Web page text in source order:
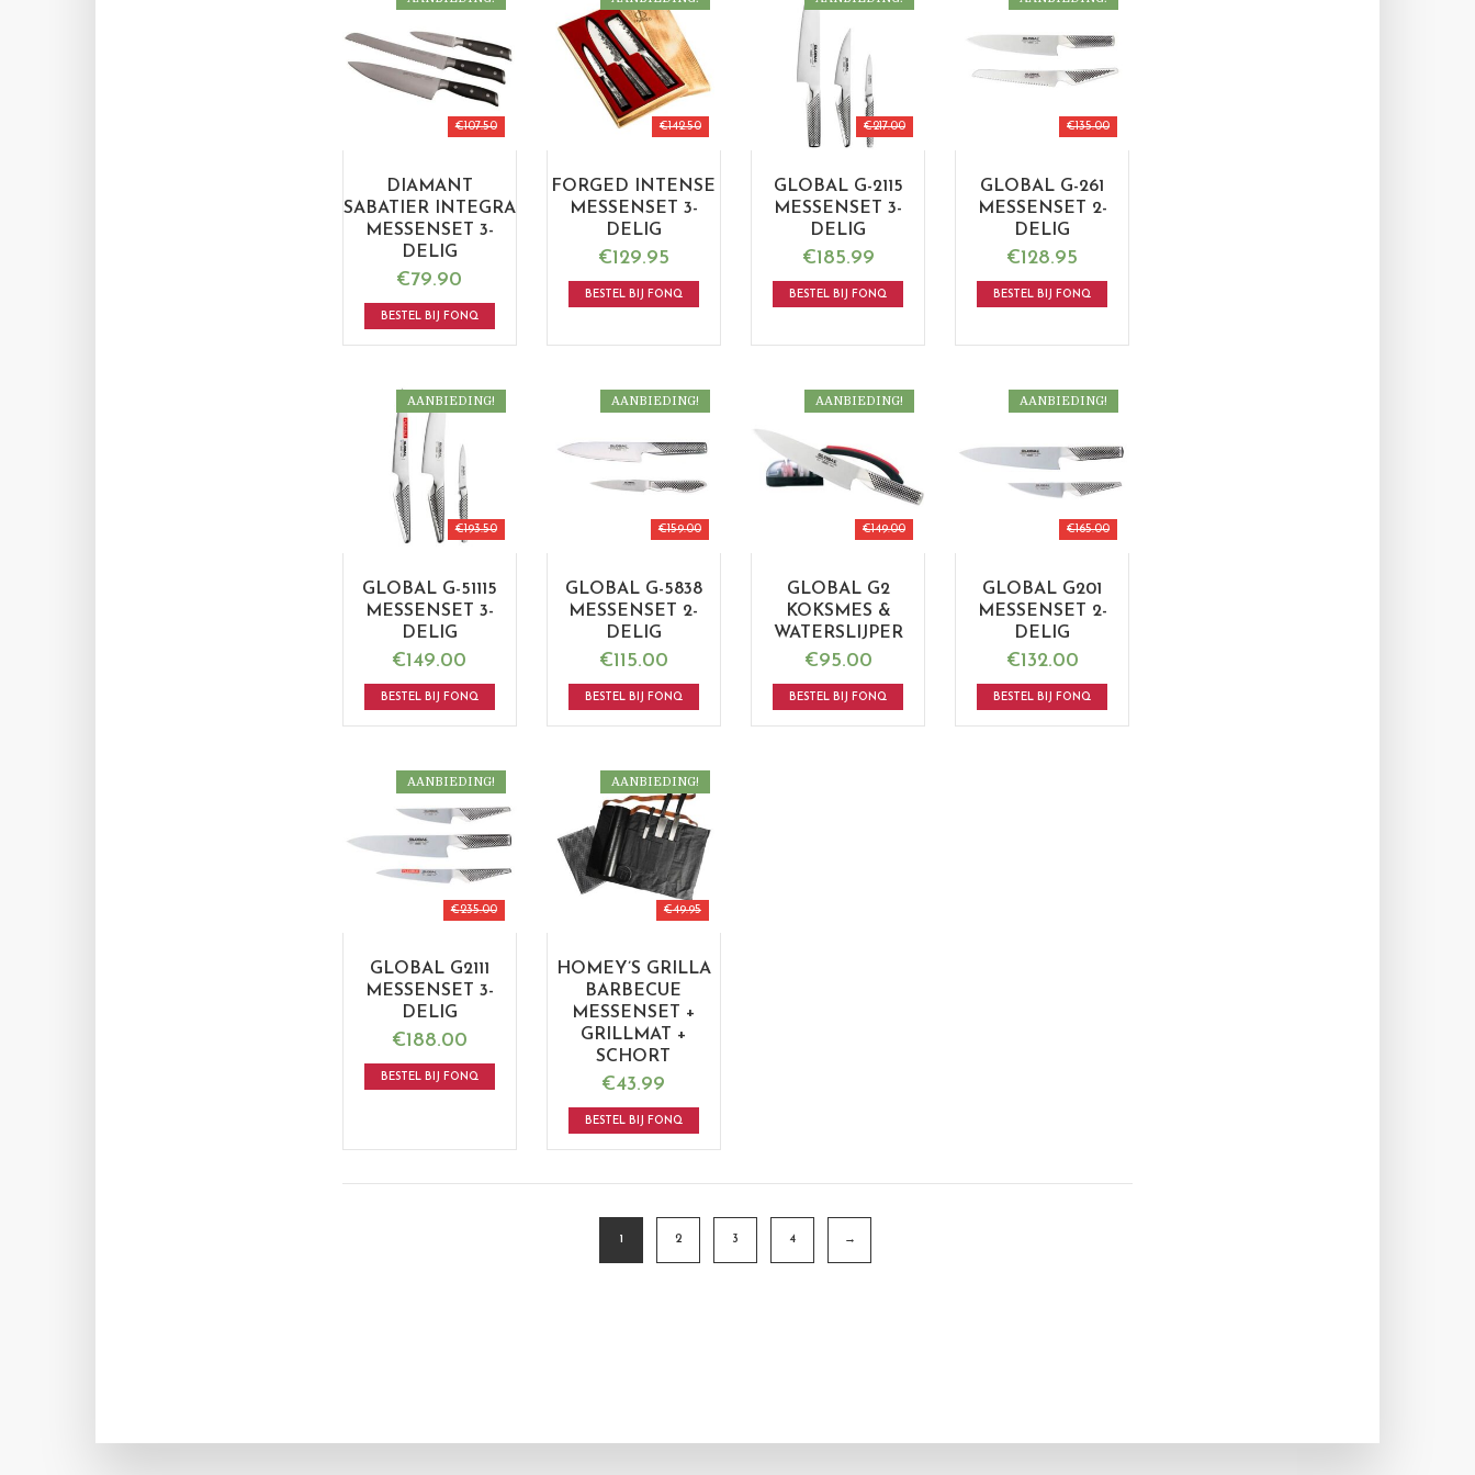
DIAMANT
SABATIER INTEGRA
MESSENSET 3-
DELIG
€107.50
€79.90
BESTEL BIJ FONQ
FORGED INTENSE
MESSENSET 3-
DELIG
€142.50
€129.95
BESTEL BIJ FONQ
GLOBAL G-2115
MESSENSET 3-
DELIG
€217.00
€185.99
BESTEL BIJ FONQ
GLOBAL G-261
MESSENSET 2-
DELIG
€135.00
€128.95
BESTEL BIJ FONQ
AANBIEDING!
GLOBAL G-51115
MESSENSET 3-
DELIG
€193.50
€149.00
BESTEL BIJ FONQ
AANBIEDING!
GLOBAL G-5838
MESSENSET 2-
DELIG
€159.00
€115.00
BESTEL BIJ FONQ
AANBIEDING!
GLOBAL G2
KOKSMES &
WATERSLIJPER
€149.00
€95.00
BESTEL BIJ FONQ
AANBIEDING!
GLOBAL G201
MESSENSET 2-
DELIG
€165.00
€132.00
BESTEL BIJ FONQ
AANBIEDING!
GLOBAL G2111
MESSENSET 3-
DELIG
€235.00
€188.00
BESTEL BIJ FONQ
AANBIEDING!
HOMEY’S GRILLA
BARBECUE
MESSENSET +
GRILLMAT +
SCHORT
€49.95
€43.99
BESTEL BIJ FONQ
1 2 3 4 →